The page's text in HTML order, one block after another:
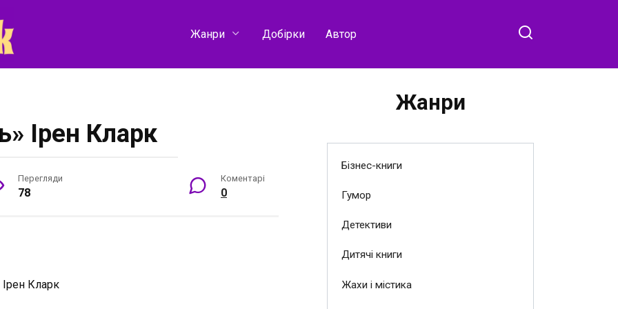
Жанри Добірки Автор
Ірен Кларк
Перегляди
78
Коментарі
0
Ірен Кларк
Жанри
Бізнес-книги
Гумор
Детективи
Дитячі книги
Жахи і містика